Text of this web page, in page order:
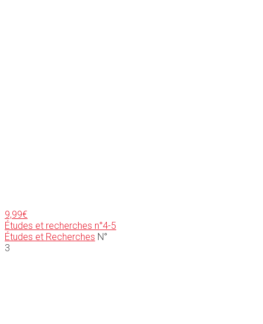
9,99€
Études et recherches n°4-5
Études et Recherches N°
3